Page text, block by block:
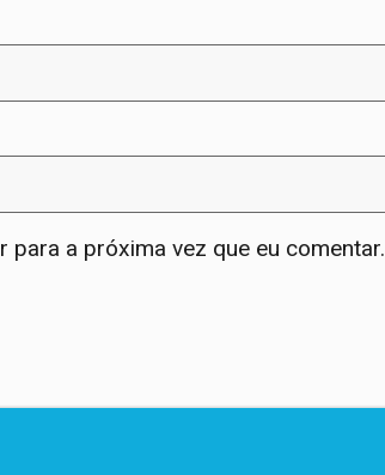
para a próxima vez que eu comentar.